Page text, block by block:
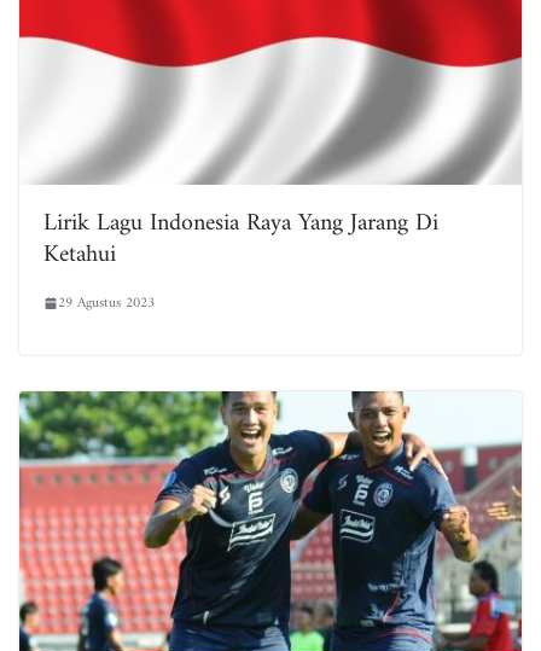
Lirik Lagu Indonesia Raya Yang Jarang Di
Ketahui
29 Agustus 2023